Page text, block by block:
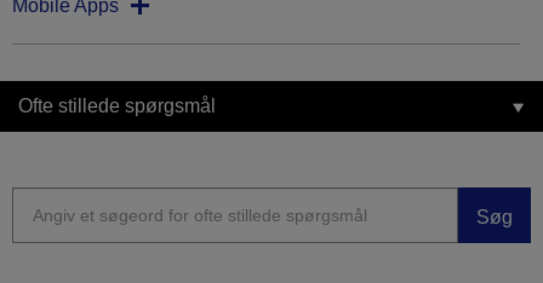
Mobile Apps
Ofte stillede spørgsmål
Søg